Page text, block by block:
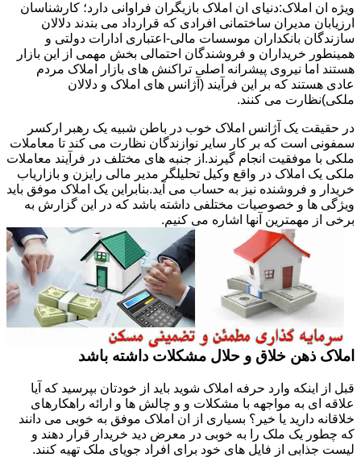
ویژه ان املاک:دنیای ان املاک بازیگران فراوانی دارد؛ کارشناسان
ارزیابان مدیران ساختمانی افرادی که قرارداد می بندند دلالان
سازندگان بانکداران موسسات مالی-اعتباری ادارات دولتی و
همینطور خریداران و فروشندگان احتمالی بخش مهمی از این بازار
هستند اما نیروی پیشرانه اصلی تراکنش های بازار املاک مردم
عادی هستند که بر این فرآیند (آژانس های املاک و دلالان
ملکی)نظارت می کنند.
در حقیقت یک آژانس املاک خوب در باطن شبیه یک رهبر ارکسر
سمفونی است که بر کار سایر نوازندگان نظارت می کند تا معاملات
ملکی با موفقیت انجام گیرند.از جنبه های مختلف در فرآیند معاملات
ملکی یک املاک در واقع وکیل تحلیلگر مدیر مالی رایزن و بازاریاب
خریدار و فروشنده نیز به حساب می آید.بنابراین یک املاک موفق باید
ویژگی ها و خصوصیات مختلفی داشته باشد که در این گزارش به
برخی از مهمترین آنها اشاره می کنیم.
املاک ذهن خلاق و حلال مشکلات داشته باشد
قبل از اینکه وارد حرفه املاک شوید باید از خودتان بپرسید که آیا
علاقه ای به مواجهه با مشکلات و و چالش ها و ارائه راهکارهای
خلاقانه دارید یا خیر؟ بسیاری از ان املاک موفق به خوبی می دانند
که چطور یک ملک را به خوبی در معرض دید خریدار قرار دهند و
لیست جذابی از فایل های خود برای افراد جویای ملک تهیه کنند.